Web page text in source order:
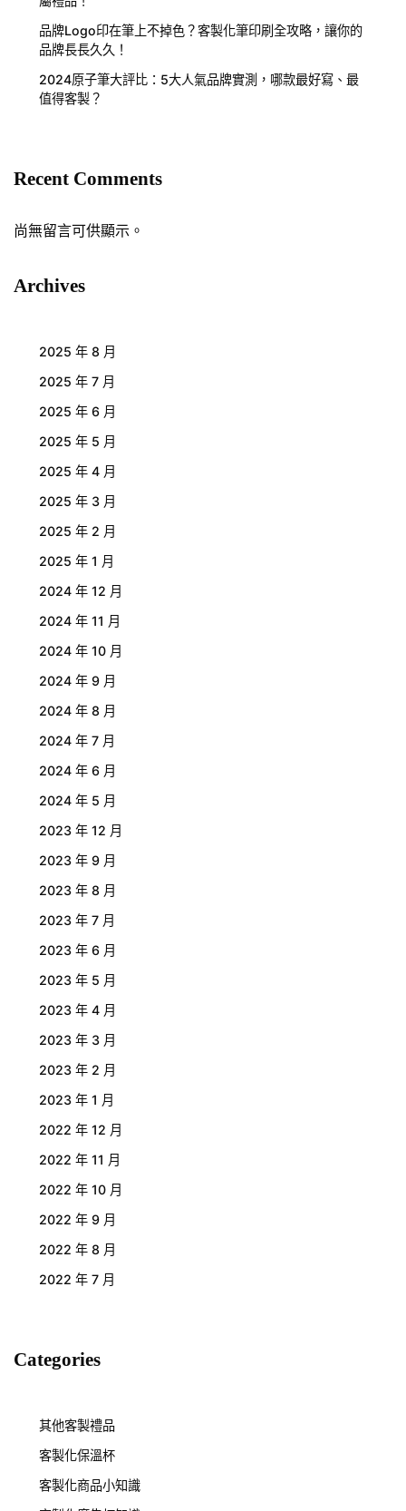
品牌Logo印在筆上不掉色？客製化筆印刷全攻略，讓你的
品牌長長久久！
2024原子筆大評比：5大人氣品牌實測，哪款最好寫、最
值得客製？
Recent Comments
尚無留言可供顯示。
Archives
2025 年 8 月
2025 年 7 月
2025 年 6 月
2025 年 5 月
2025 年 4 月
2025 年 3 月
2025 年 2 月
2025 年 1 月
2024 年 12 月
2024 年 11 月
2024 年 10 月
2024 年 9 月
2024 年 8 月
2024 年 7 月
2024 年 6 月
2024 年 5 月
2023 年 12 月
2023 年 9 月
2023 年 8 月
2023 年 7 月
2023 年 6 月
2023 年 5 月
2023 年 4 月
2023 年 3 月
2023 年 2 月
2023 年 1 月
2022 年 12 月
2022 年 11 月
2022 年 10 月
2022 年 9 月
2022 年 8 月
2022 年 7 月
Categories
其他客製禮品
客製化保溫杯
客製化商品小知識